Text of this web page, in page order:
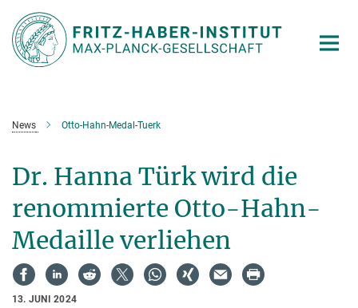
Hauptinhalt
News Otto-Hahn-Medal-Tuerk
Dr. Hanna Türk wird die
renommierte Otto-Hahn-
Medaille verliehen
13. JUNI 2024